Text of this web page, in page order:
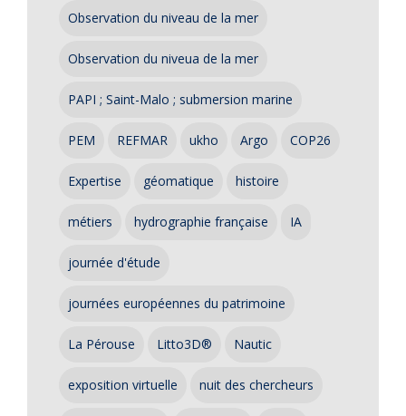
Observation du niveau de la mer
Observation du niveua de la mer
PAPI ; Saint-Malo ; submersion marine
PEM REFMAR ukho Argo COP26
Expertise géomatique histoire
métiers hydrographie française IA
journée d'étude
journées européennes du patrimoine
La Pérouse Litto3D® Nautic
exposition virtuelle nuit des chercheurs